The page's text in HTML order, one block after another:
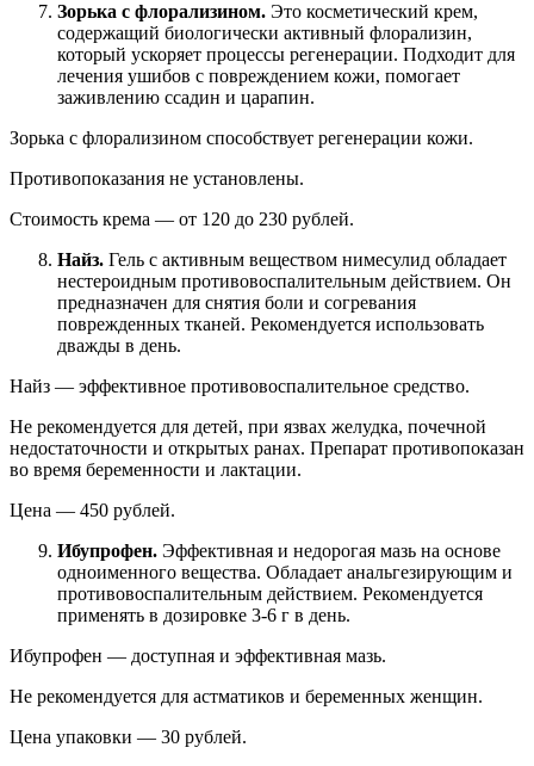
Зорька с флорализином. Это косметический крем,
содержащий биологически активный флорализин,
который ускоряет процессы регенерации. Подходит для
лечения ушибов с повреждением кожи, помогает
заживлению ссадин и царапин.
Зорька с флорализином способствует регенерации кожи.
Противопоказания не установлены.
Стоимость крема — от 120 до 230 рублей.
Найз. Гель с активным веществом нимесулид обладает
нестероидным противовоспалительным действием. Он
предназначен для снятия боли и согревания
поврежденных тканей. Рекомендуется использовать
дважды в день.
Найз — эффективное противовоспалительное средство.
Не рекомендуется для детей, при язвах желудка, почечной
недостаточности и открытых ранах. Препарат противопоказан
во время беременности и лактации.
Цена — 450 рублей.
Ибупрофен. Эффективная и недорогая мазь на основе
одноименного вещества. Обладает анальгезирующим и
противовоспалительным действием. Рекомендуется
применять в дозировке 3-6 г в день.
Ибупрофен — доступная и эффективная мазь.
Не рекомендуется для астматиков и беременных женщин.
Цена упаковки — 30 рублей.